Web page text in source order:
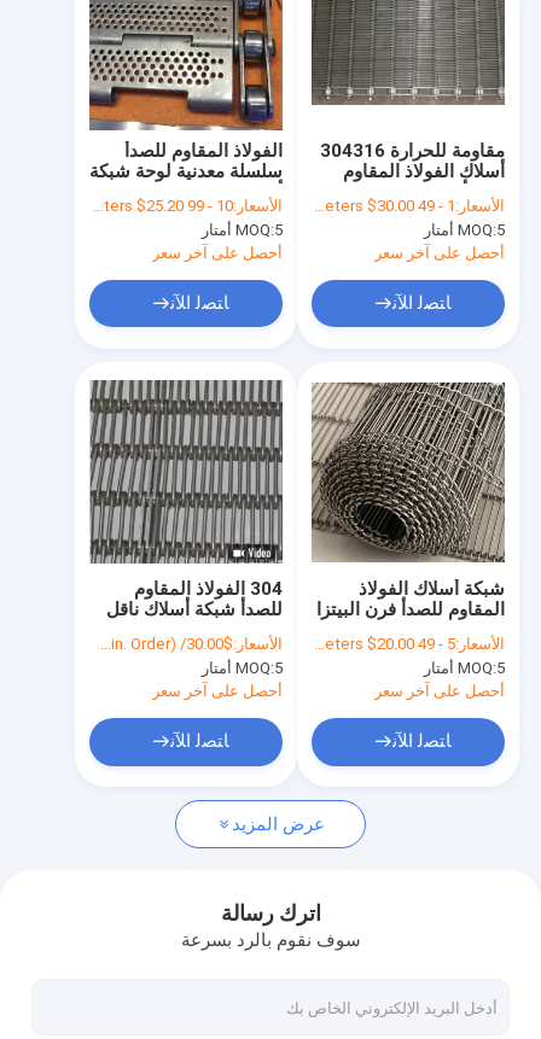
المنتجات
حول بنا
جولة في المعمل
اتصل بنا
أخبار
جميع القضايا
حزام شبكي من الستانلس ستيل
شبكة سلكية درجة حرارة عالية
حزام شبكة الغذاء
الفولاذ المقاوم للصدأ
سلسلة معدنية لوحة شبكة
أسلاك الحزام الناقل
لصناعة رقاقة
الأسعار:10 - 99 Meters $56.80， 100 - 999 Meters $47.60， >=1000 Meters $25.20
MOQ:5 أمتار
أحصل على آخر سعر
ﺎﺘﺼﻟ ﺍﻶﻧ
مقاومة للحرارة 304316
أسلاك الفولاذ المقاوم
للصدأ حزام رابط العين
لفرن البيتزا
الأسعار: 1 - 49 Meters $50.00， 50 - 999 Meters $45.50， >=1000 Meters $30.00
MOQ:5 أمتار
أحصل على آخر سعر
ﺎﺘﺼﻟ ﺍﻶﻧ
304 الفولاذ المقاوم
للصدأ شبكة أسلاك ناقل
سلسلة التعشيق الحزام
الأسعار:$30.00/ Square Meter 50 Square Meters(Min. Order)
MOQ:5 أمتار
أحصل على آخر سعر
ﺎﺘﺼﻟ ﺍﻶﻧ
شبكة أسلاك الفولاذ
المقاوم للصدأ فرن البيتزا
الحزام الناقل
الأسعار:5 - 49 Meters $50.00， 50 - 199 Meters $40.00， 200 - 499 Meters $30.00， >=500 Meters $20.00
MOQ:5 أمتار
أحصل على آخر سعر
ﺎﺘﺼﻟ ﺍﻶﻧ
عرض المزيد
اترك رسالة
سوف نقوم بالرد بسرعة